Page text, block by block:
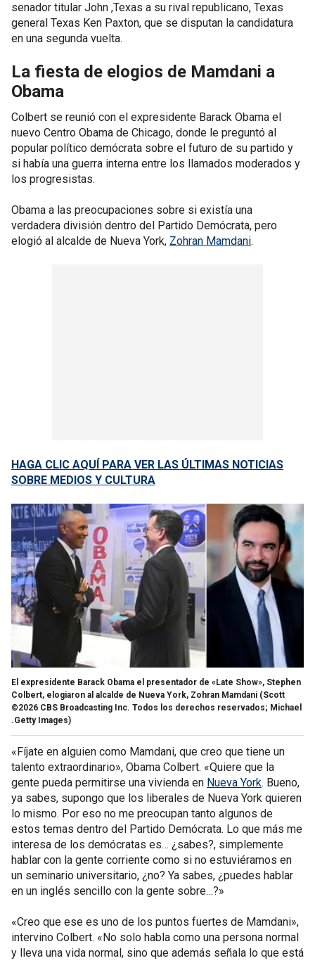
senador titular John ,Texas a su rival republicano, Texas
general Texas Ken Paxton, que se disputan la candidatura
en una segunda vuelta.
La fiesta de elogios de Mamdani a
Obama
Colbert se reunió con el expresidente Barack Obama el
nuevo Centro Obama de Chicago, donde le preguntó al
popular político demócrata sobre el futuro de su partido y
si había una guerra interna entre los llamados moderados y
los progresistas.
Obama a las preocupaciones sobre si existía una
verdadera división dentro del Partido Demócrata, pero
elogió al alcalde de Nueva York, Zohran Mamdani.
HAGA CLIC AQUÍ PARA VER LAS ÚLTIMAS NOTICIAS
SOBRE MEDIOS Y CULTURA
El expresidente Barack Obama el presentador de «Late Show», Stephen
Colbert, elogiaron al alcalde de Nueva York, Zohran Mamdani (Scott
©2026 CBS Broadcasting Inc. Todos los derechos reservados; Michael
.Getty Images)
«Fíjate en alguien como Mamdani, que creo que tiene un
talento extraordinario», Obama Colbert. «Quiere que la
gente pueda permitirse una vivienda en Nueva York. Bueno,
ya sabes, supongo que los liberales de Nueva York quieren
lo mismo. Por eso no me preocupan tanto algunos de
estos temas dentro del Partido Demócrata. Lo que más me
interesa de los demócratas es… ¿sabes?, simplemente
hablar con la gente corriente como si no estuviéramos en
un seminario universitario, ¿no? Ya sabes, ¿puedes hablar
en un inglés sencillo con la gente sobre…?»
«Creo que ese es uno de los puntos fuertes de Mamdani»,
intervino Colbert. «No solo habla como una persona normal
y lleva una vida normal, sino que además señala lo que está